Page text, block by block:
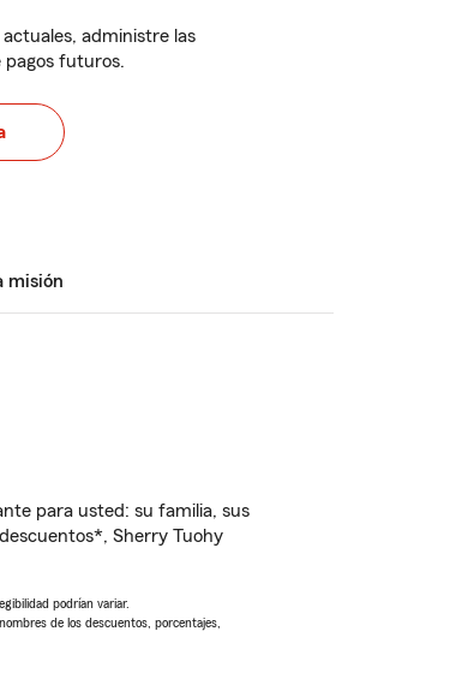
administre las
pagos futuros.
misión
para usted: su familia, sus
Sherry Tuohy
podrían variar.
de los descuentos, porcentajes,